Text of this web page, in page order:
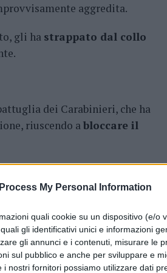
My Personal Information
quali cookie su un dispositivo (e/o
gli identificativi unici e informazioni
gli annunci e i contenuti, misurare le
sul pubblico e anche per sviluppare e
nostri fornitori possiamo utilizzare dati
aggredita.
gli ha strappato dal collo
dei Carabinieri, che ha
riuscendo abloccare il
giudicate guaribili in 10